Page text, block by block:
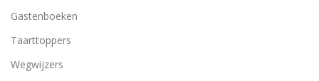
Gastenboeken
Taarttoppers
Wegwijzers